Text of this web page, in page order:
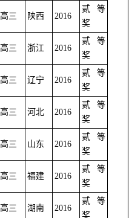
高三 陕西 2016
贰等
奖
高三 浙江 2016
贰等
奖
高三 辽宁 2016
贰等
奖
高三 河北 2016
贰等
奖
高三 山东 2016
贰等
奖
高三 福建 2016
贰等
奖
高三 湖南 2016
贰等
奖